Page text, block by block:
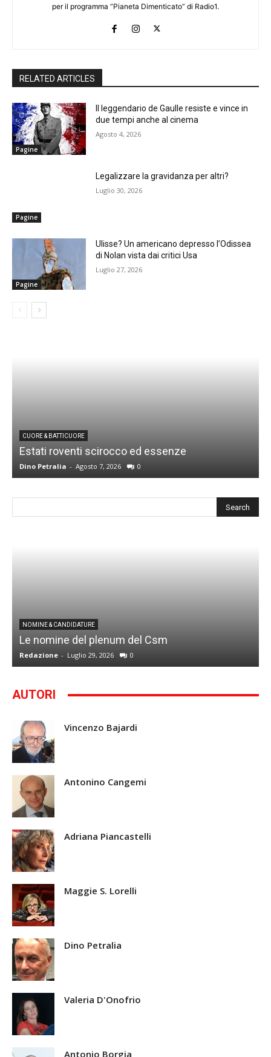
per il programma “Pianeta Dimenticato” di Radio1.
RELATED ARTICLES
Pagine
Il leggendario de Gaulle resiste e vince in
due tempi anche al cinema
Agosto 4, 2026
Pagine
Legalizzare la gravidanza per altri?
Luglio 30, 2026
Pagine
Ulisse? Un americano depresso l’Odissea
di Nolan vista dai critici Usa
Luglio 27, 2026
CUORE & BATTICUORE
Estati roventi scirocco ed essenze
Dino Petralia - Agosto 7, 2026 0
NOMINE & CANDIDATURE
Le nomine del plenum del Csm
Redazione - Luglio 29, 2026 0
AUTORI
Vincenzo Bajardi
Antonino Cangemi
Adriana Piancastelli
Maggie S. Lorelli
Dino Petralia
Valeria D'Onofrio
Antonio Borgia